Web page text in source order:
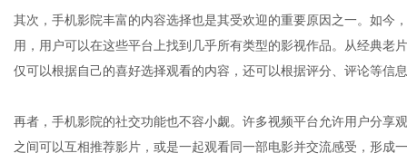
其次，手机影院丰富的内容选择也是其受欢迎的重要原因之一。如今
用，用户可以在这些平台上找到几乎所有类型的影视作品。从经典老
仅可以根据自己的喜好选择观看的内容，还可以根据评分、评论等信
再者，手机影院的社交功能也不容小觑。许多视频平台允许用户分享
之间可以互相推荐影片，或是一起观看同一部电影并交流感受，形成